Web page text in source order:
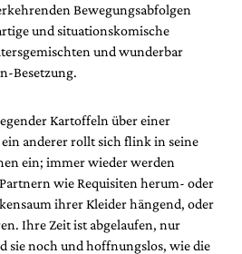
Bewegungsabfolgen
und situationskomische
und wunderbar
Besetzung.
Kartoffeln über einer
anderer rollt sich flink in seine
ein; immer wieder werden
wie Requisiten herum- oder
ihrer Kleider hängend, oder
Ihre Zeit ist abgelaufen, nur
sie noch und hoffnungslos, wie die